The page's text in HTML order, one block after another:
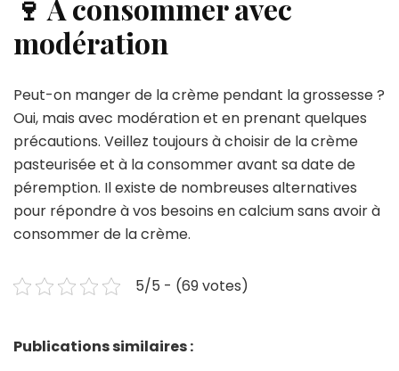
🍷 A consommer avec
modération
Peut-on manger de la crème pendant la grossesse ?
Oui, mais avec modération et en prenant quelques
précautions. Veillez toujours à choisir de la crème
pasteurisée et à la consommer avant sa date de
péremption. Il existe de nombreuses alternatives
pour répondre à vos besoins en calcium sans avoir à
consommer de la crème.
5/5 - (69 votes)
Publications similaires :